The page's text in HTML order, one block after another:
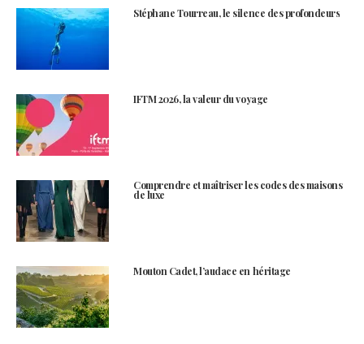
Stéphane Tourreau, le silence des profondeurs
IFTM 2026, la valeur du voyage
Comprendre et maîtriser les codes des maisons
de luxe
Mouton Cadet, l’audace en héritage